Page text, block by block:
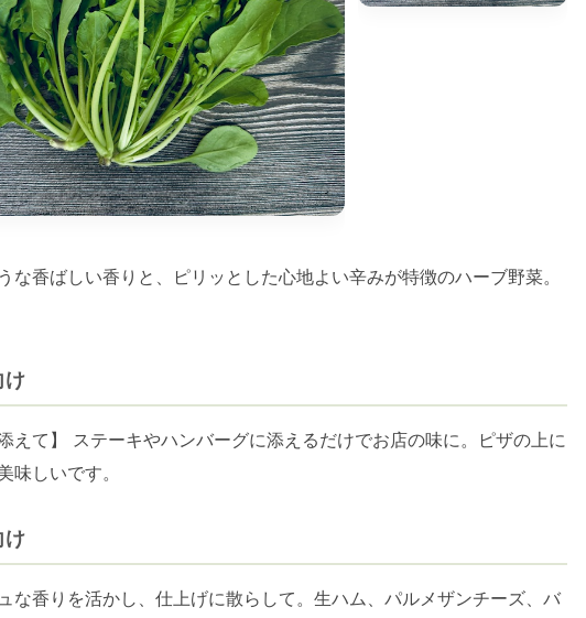
な香ばしい香りと、ピリッとした心地よい辛みが特徴のハーブ野菜。
け
えて】 ステーキやハンバーグに添えるだけでお店の味に。ピザの上に
味しいです。
け
な香りを活かし、仕上げに散らして。生ハム、パルメザンチーズ、バ